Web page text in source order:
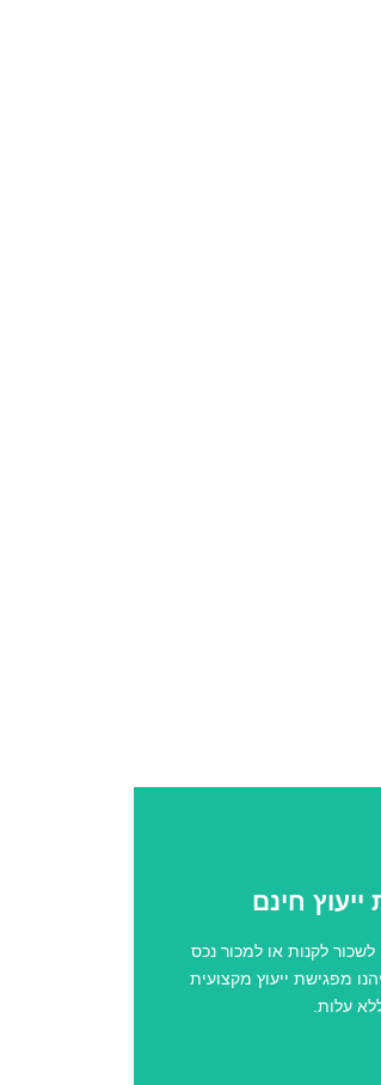
ייעוץ חינם
לשכור לקנות או למכור נכס
מפגישת ייעוץ מקצועית
עלות.